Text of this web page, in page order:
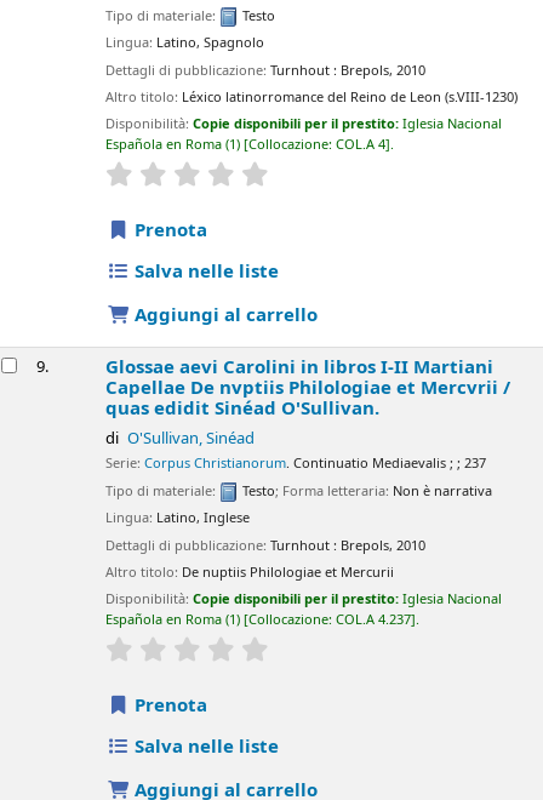
Tipo di materiale:
Testo
Lingua: Latino,Spagnolo
Dettagli di pubblicazione:Turnhout : Brepols,2010
Altro titolo: Léxico latinorromance del Reino de Leon (s.VIII-1230)
Disponibilità:Copie disponibili per il prestito:Iglesia Nacional
Española en Roma (1) Collocazione:COL.A 4 .
star rating
Prenota
Salva nelle liste
Aggiungi al carrello
9. Glossae aevi Carolini in libros I-II Martiani
Capellae De nvptiis Philologiae et Mercvrii /
quas edidit Sinéad O'Sullivan.
di O'Sullivan, Sinéad
Serie:Corpus Christianorum. Continuatio Mediaevalis ; ; 237
Tipo di materiale:
Testo; Forma letteraria: Non è narrativa
Lingua: Latino,Inglese
Dettagli di pubblicazione:Turnhout : Brepols, 2010
Altro titolo: De nuptiis Philologiae et Mercurii
Disponibilità:Copie disponibili per il prestito:Iglesia Nacional
Española en Roma (1) Collocazione:COL.A 4.237 .
star rating
Prenota
Salva nelle liste
Aggiungi al carrello